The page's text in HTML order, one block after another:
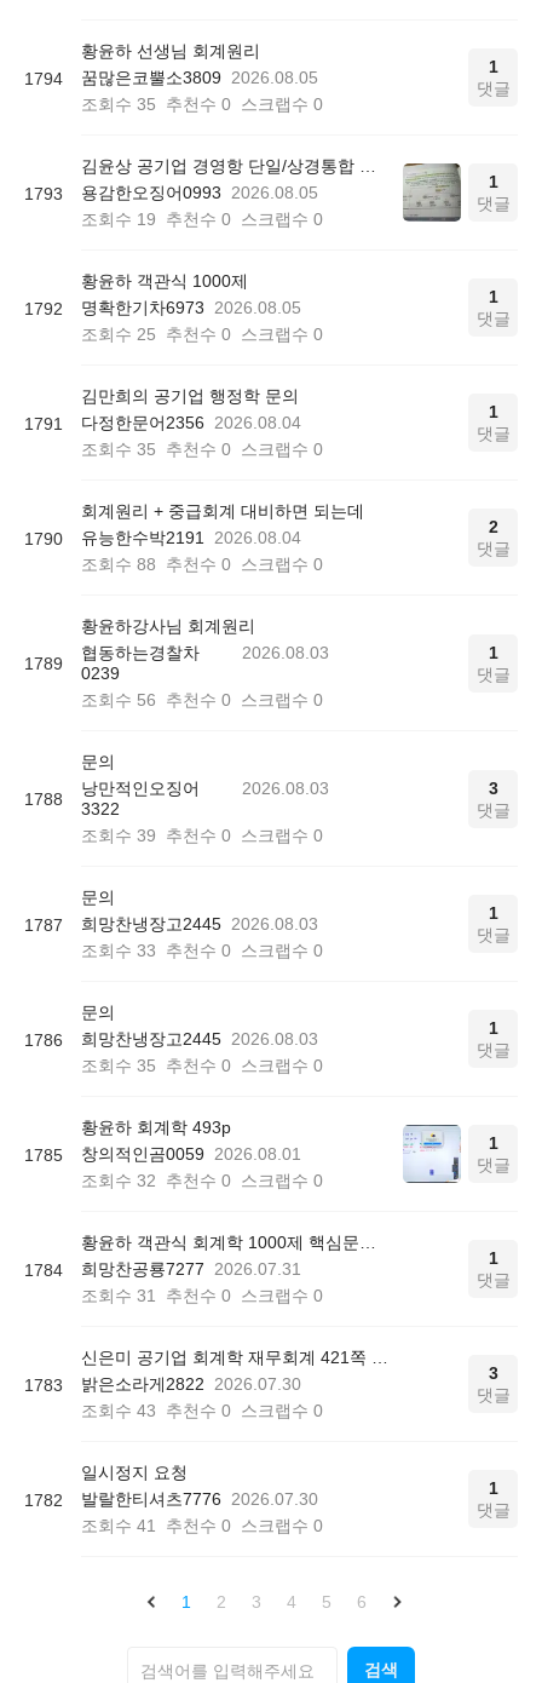
1794
황윤하 선생님 회계원리
꿈많은코뿔소3809
2026.08.05
조회수 35 추천수 0 스크랩수 0
1
댓글
1793
용감한오징어0993
2026.08.05
조회수 19 추천수 0 스크랩수 0
1
댓글
1792
황윤하 객관식 1000제
명확한기차6973
2026.08.05
조회수 25 추천수 0 스크랩수 0
1
댓글
1791
김만희의 공기업 행정학 문의
다정한문어2356
2026.08.04
조회수 35 추천수 0 스크랩수 0
1
댓글
1790
회계원리 + 중급회계 대비하면 되는데
유능한수박2191
2026.08.04
조회수 88 추천수 0 스크랩수 0
2
댓글
1789
황윤하강사님 회계원리
협동하는경찰차
0239
2026.08.03
조회수 56 추천수 0 스크랩수 0
1
댓글
1788
문의
낭만적인오징어
3322
2026.08.03
조회수 39 추천수 0 스크랩수 0
3
댓글
1787
문의
희망찬냉장고2445 2026.08.03
조회수 33 추천수 0 스크랩수 0
1
댓글
1786
문의
희망찬냉장고2445 2026.08.03
조회수 35 추천수 0 스크랩수 0
1
댓글
1785
황윤하 회계학 493p
창의적인곰0059
2026.08.01
조회수 32 추천수 0 스크랩수 0
1
댓글
1784
희망찬공룡7277
2026.07.31
조회수 31 추천수 0 스크랩수 0
1
댓글
1783
밝은소라게2822
2026.07.30
조회수 43 추천수 0 스크랩수 0
3
댓글
1782
일시정지 요청
발랄한티셔츠7776
2026.07.30
조회수 41 추천수 0 스크랩수 0
1
댓글
1 2 3 4 5 6
검색